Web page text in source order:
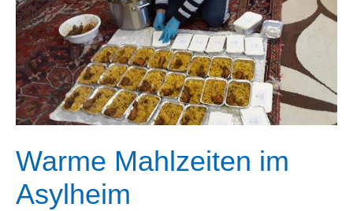
Warme Mahlzeiten im
Asylheim